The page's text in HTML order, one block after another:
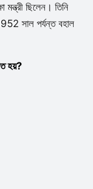
ছিলেন। তিনি
সাল পর্যন্ত বহাল
হয়?